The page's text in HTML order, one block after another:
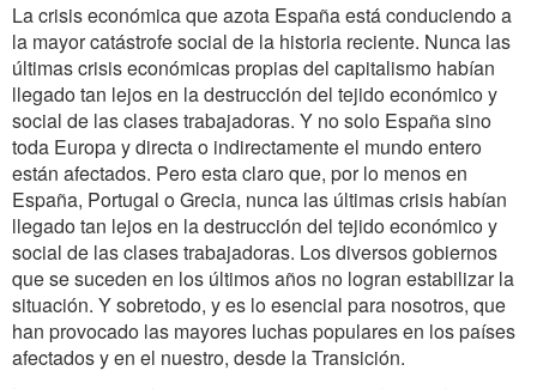
La crisis económica que azota España está conduciendo a
la mayor catástrofe social de la historia reciente. Nunca las
últimas crisis económicas propias del capitalismo habían
llegado tan lejos en la destrucción del tejido económico y
social de las clases trabajadoras. Y no solo España sino
toda Europa y directa o indirectamente el mundo entero
están afectados. Pero esta claro que, por lo menos en
España, Portugal o Grecia, nunca las últimas crisis habían
llegado tan lejos en la destrucción del tejido económico y
social de las clases trabajadoras. Los diversos gobiernos
que se suceden en los últimos años no logran estabilizar la
situación. Y sobretodo, y es lo esencial para nosotros, que
han provocado las mayores luchas populares en los países
afectados y en el nuestro, desde la Transición.